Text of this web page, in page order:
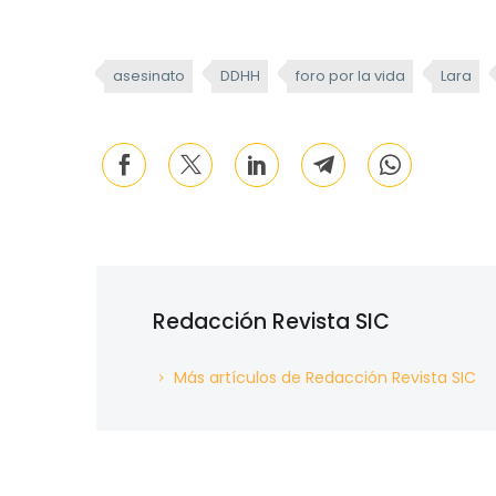
asesinato DDHH foro por la vida Lara
Redacción Revista SIC
Más artículos de Redacción Revista SIC